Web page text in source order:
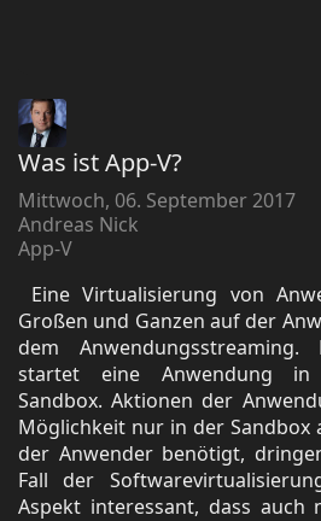
Was ist App-V?
Mittwoch, 06. September 2017
Andreas Nick
App-V
Eine Virtualisierung von
Großen und Ganzen auf der
dem
startet eine Anwendung in
Sandbox. Aktionen der
Möglichkeit nur in der Sandbox
der Anwender benötigt,
Fall der
Aspekt interessant, dass auch